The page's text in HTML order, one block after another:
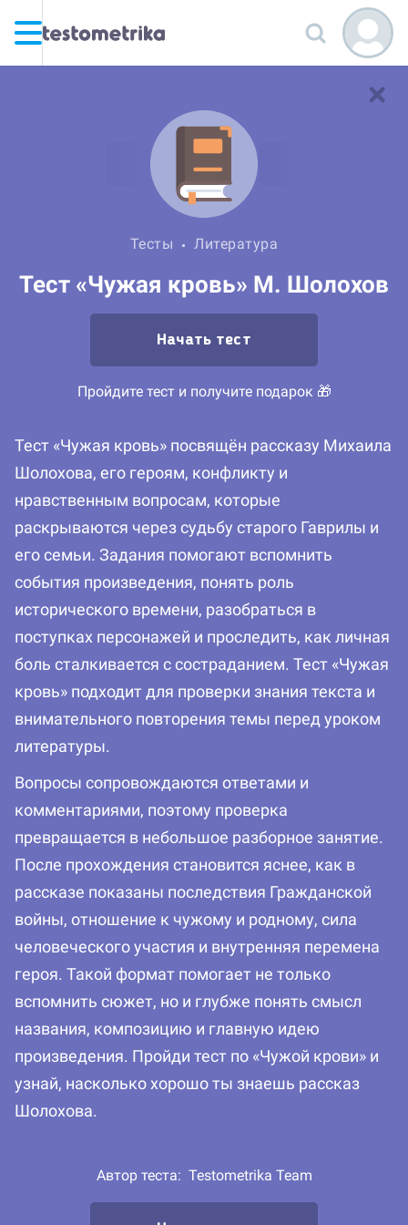
Тесты Литература
Тест «Чужая кровь» М. Шолохов
Начать тест
Пройдите тест и получите подарок 🎁
Тест «Чужая кровь» посвящён рассказу Михаила
Шолохова, его героям, конфликту и
нравственным вопросам, которые
раскрываются через судьбу старого Гаврилы и
его семьи. Задания помогают вспомнить
события произведения, понять роль
исторического времени, разобраться в
поступках персонажей и проследить, как личная
боль сталкивается с состраданием. Тест «Чужая
кровь» подходит для проверки знания текста и
внимательного повторения темы перед уроком
литературы.
Вопросы сопровождаются ответами и
комментариями, поэтому проверка
превращается в небольшое разборное занятие.
После прохождения становится яснее, как в
рассказе показаны последствия Гражданской
войны, отношение к чужому и родному, сила
человеческого участия и внутренняя перемена
героя. Такой формат помогает не только
вспомнить сюжет, но и глубже понять смысл
названия, композицию и главную идею
произведения. Пройди тест по «Чужой крови» и
узнай, насколько хорошо ты знаешь рассказ
Шолохова.
Автор теста: Testometrika Team